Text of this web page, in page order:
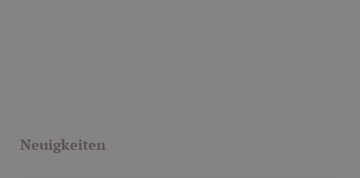
Neuigkeiten